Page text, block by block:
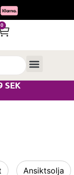
0
SEK
Ansiktsolja